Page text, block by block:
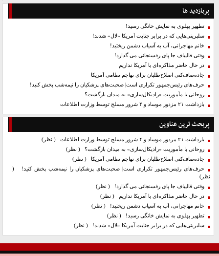
پربازدید ها
تطهیر پهلوی به نمایش خانگی رسید!
سلبریتی‌هایی که در برابر جنایت آمریکا «لال» شدند!
خانم مهاجرانی، آب به آسیاب دشمن ریختید!
وقتی قالیباف جا پای رفسنجانی می گذارد!
در حال حاضر مذاکره‌ای با آمریکا نداریم
جاده‌صاف‌کنی اصلاح‌طلبان برای تهاجم نظامی آمریکا
حرف‌های رئیس‌جمهور تکراری است| صحبت‌های پزشکیان را نیمه‌شب پخش کنید!
روحانی با مأموریت «رادیکال‌سازی» به میدان بازگشت؟
بازداشت ۲۱ مزدور موساد و ۴ شرور مسلح توسط وزارت اطلاعات
پربحث ترین عناوین
بازداشت ۲۱ مزدور موساد و ۴ شرور مسلح توسط وزارت اطلاعات
( نظر)
روحانی با مأموریت «رادیکال‌سازی» به میدان بازگشت؟ ( نظر)
جاده‌صاف‌کنی اصلاح‌طلبان برای تهاجم نظامی آمریکا ( نظر)
حرف‌های رئیس‌جمهور تکراری است| صحبت‌های پزشکیان را نیمه‌شب پخش کنید!
(
نظر)
وقتی قالیباف جا پای رفسنجانی می گذارد! ( نظر)
در حال حاضر مذاکره‌ای با آمریکا نداریم ( نظر)
خانم مهاجرانی، آب به آسیاب دشمن ریختید! ( نظر)
تطهیر پهلوی به نمایش خانگی رسید! ( نظر)
سلبریتی‌هایی که در برابر جنایت آمریکا «لال» شدند! ( نظر)